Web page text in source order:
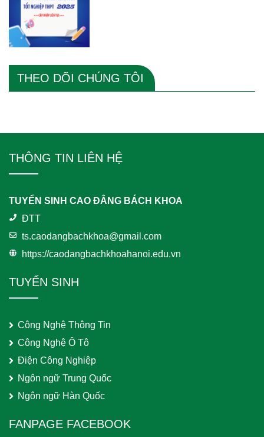
THEO DÕI CHÚNG TÔI
THÔNG TIN LIÊN HỆ
TUYỂN SINH CAO ĐẲNG BÁCH KHOA
ĐTT
ts.caodangbachkhoa@gmail.com
https://caodangbachkhoahanoi.edu.vn
TUYỂN SINH
Công Nghệ Thông Tin
Công Nghệ Ô Tô
Điện Công Nghiệp
Ngôn ngữ Trung Quốc
Ngôn ngữ Hàn Quốc
FANPAGE FACEBOOK